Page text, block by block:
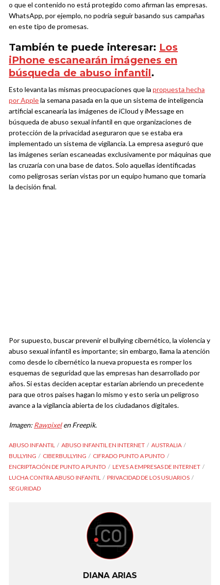
o que el contenido no está protegido como afirman las empresas.
WhatsApp, por ejemplo, no podría seguir basando sus campañas
en este tipo de promesas.
También te puede interesar: Los
iPhone escanearán imágenes en
búsqueda de abuso infantil .
Esto levanta las mismas preocupaciones que la propuesta hecha
por Applela semana pasada en la que un sistema de inteligencia
artificial escanearía las imágenes de iCloud y iMessage en
búsqueda de abuso sexual infantil en que organizaciones de
protección de la privacidad aseguraron que se estaba era
implementado un sistema de vigilancia. La empresa aseguró que
las imágenes serían escaneadas exclusivamente por máquinas que
las cruzaría con una base de datos. Solo aquellas identificadas
como peligrosas serían vistas por un equipo humano que tomaría
la decisión final.
Por supuesto, buscar prevenir el bullying cibernético, la violencia y
abuso sexual infantil es importante; sin embargo, llama la atención
como desde lo cibernético la nueva propuesta es romper los
esquemas de seguridad que las empresas han desarrollado por
años. Si estas deciden aceptar estarían abriendo un precedente
para que otros países hagan lo mismo y esto sería un peligroso
avance a la vigilancia abierta de los ciudadanos digitales.
Imagen: Rawpixelen Freepik.
ABUSO INFANTIL ABUSO INFANTIL EN INTERNET
AUSTRALIA
BULLYING
CIBERBULLYING
CIFRADO PUNTO A PUNTO
ENCRIPTACIÓN DE PUNTO A PUNTO
LEYES A EMPRESAS DE INTERNET
LUCHA CONTRA ABUSO INFANTIL
PRIVACIDAD DE LOS USUARIOS
SEGURIDAD
DIANA ARIAS